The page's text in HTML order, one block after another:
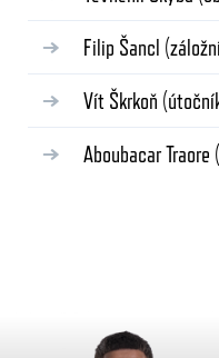
Filip Šancl
Vít Škrkoň
Aboubacar Traore